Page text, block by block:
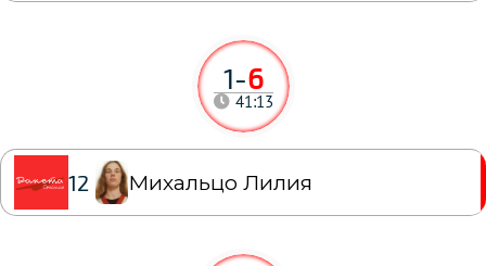
1-6
41:13
12 Михальцо Лилия